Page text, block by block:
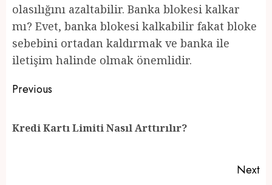
olasılığını azaltabilir. Banka blokesi kalkar
mı? Evet, banka blokesi kalkabilir fakat bloke
sebebini ortadan kaldırmak ve banka ile
iletişim halinde olmak önemlidir.
Post
Previous
Kredi Kartı Limiti Nasıl Arttırılır?
Next